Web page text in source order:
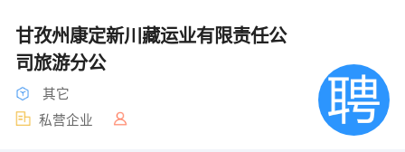
甘孜州康定新川藏运业有限责任公
司旅游分公
其它
私营企业